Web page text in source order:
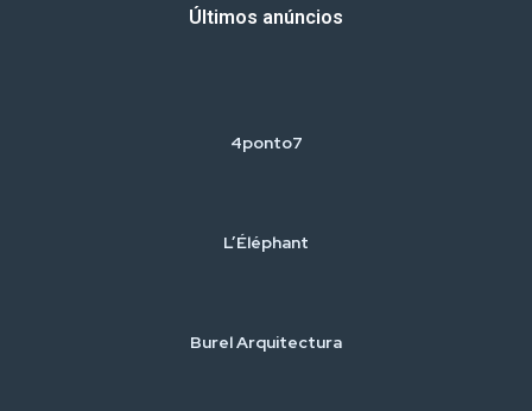
Últimos anúncios
4ponto7
L’Éléphant
Burel Arquitectura